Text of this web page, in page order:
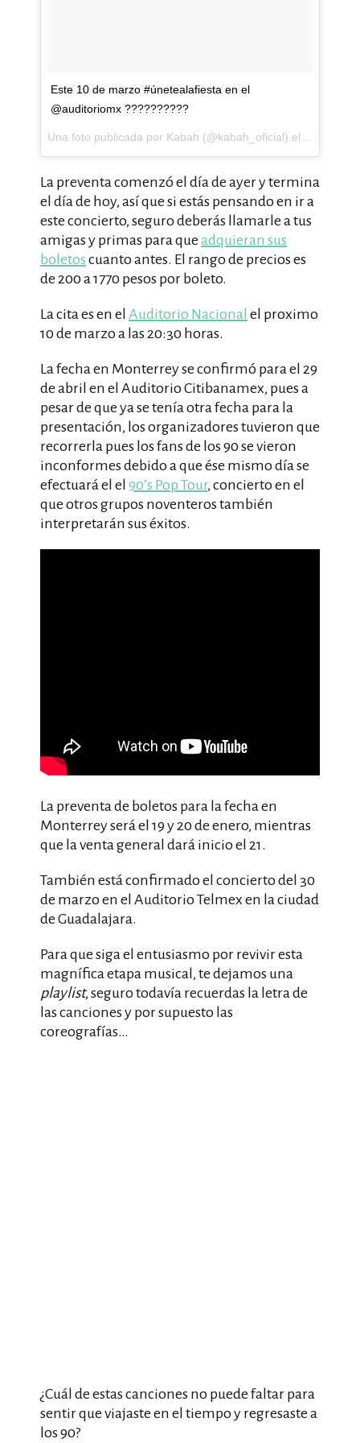
Este 10 de marzo #únetealafiesta en el
@auditoriomx ??????????
La preventa comenzó el día de ayer y termina
el día de hoy, así que si estás pensando en ir a
este concierto, seguro deberás llamarle a tus
amigas y primas para que adquieran sus
boletos cuanto antes. El rango de precios es
de 200 a 1770 pesos por boleto.
La cita es en el Auditorio Nacional el proximo
10 de marzo a las 20:30 horas.
La fecha en Monterrey se confirmó para el 29
de abril en el Auditorio Citibanamex, pues a
pesar de que ya se tenía otra fecha para la
presentación, los organizadores tuvieron que
recorrerla pues los fans de los 90 se vieron
inconformes debido a que ése mismo día se
efectuará el el 90’s Pop Tour, concierto en el
que otros grupos noventeros también
interpretarán sus éxitos.
La preventa de boletos para la fecha en
Monterrey será el 19 y 20 de enero, mientras
que la venta general dará inicio el 21.
También está confirmado el concierto del 30
de marzo en el Auditorio Telmex en la ciudad
de Guadalajara.
Para que siga el entusiasmo por revivir esta
magnífica etapa musical, te dejamos una
playlist, seguro todavía recuerdas la letra de
las canciones y por supuesto las
coreografías…
¿Cuál de estas canciones no puede faltar para
sentir que viajaste en el tiempo y regresaste a
los 90?